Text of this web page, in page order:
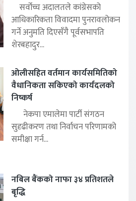
सर्वोच्च अदालतले कांग्रेसको
आधिकारिकता विवादमा पुनरावलोकन
गर्ने अनुमति दिएसँगै पूर्वसभापति
शेरबहादुर...
ओलीसहित वर्तमान कार्यसमितिको
वैधानिकता सकिएको कार्यदलको
निष्कर्ष
नेकपा एमालेमा पार्टी संगठन
सुदृढीकरण तथा निर्वाचन परिणामको
समीक्षा गर्न...
नबिल बैंकको नाफा ३४ प्रतिशतले
बृद्धि